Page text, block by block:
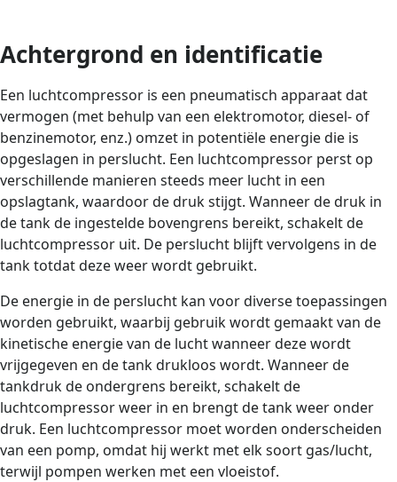
Achtergrond en identificatie
Een luchtcompressor is een pneumatisch apparaat dat
vermogen (met behulp van een elektromotor, diesel- of
benzinemotor, enz.) omzet in potentiële energie die is
opgeslagen in perslucht. Een luchtcompressor perst op
verschillende manieren steeds meer lucht in een
opslagtank, waardoor de druk stijgt. Wanneer de druk in
de tank de ingestelde bovengrens bereikt, schakelt de
luchtcompressor uit. De perslucht blijft vervolgens in de
tank totdat deze weer wordt gebruikt.
De energie in de perslucht kan voor diverse toepassingen
worden gebruikt, waarbij gebruik wordt gemaakt van de
kinetische energie van de lucht wanneer deze wordt
vrijgegeven en de tank drukloos wordt. Wanneer de
tankdruk de ondergrens bereikt, schakelt de
luchtcompressor weer in en brengt de tank weer onder
druk. Een luchtcompressor moet worden onderscheiden
van een pomp, omdat hij werkt met elk soort gas/lucht,
terwijl pompen werken met een vloeistof.